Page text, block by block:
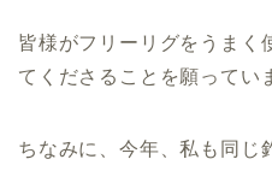
皆様がフリーリグをうまく
てくださることを願ってい
ちなみに、今年、私も 同じ